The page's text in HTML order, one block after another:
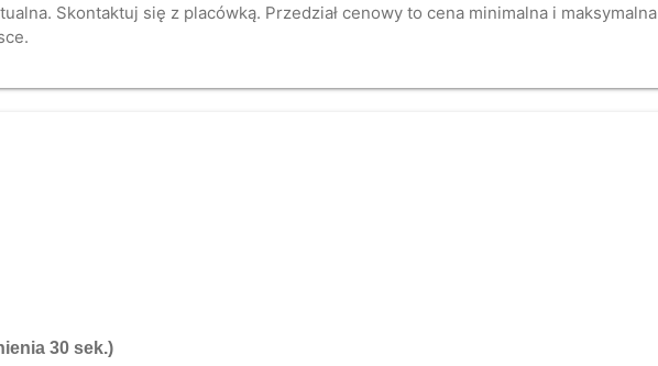
Skontaktuj się z placówką. Przedział cenowy to cena minimalna i maksymalna
30 sek.)